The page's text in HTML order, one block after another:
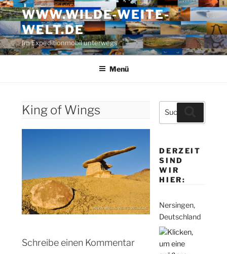
Zum
Inhalt
springen
WWW.WILDE-WEITE-
WELT.DE
Im Expeditionmobil unterwegs
Menü
King of Wings
Schreibe einen Kommentar
Suche
nach:
DERZEIT
SIND
WIR
HIER:
Nersingen,
Deutschland